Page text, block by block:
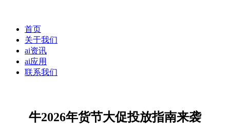
首页
关于我们
ai资讯
ai应用
联系我们
牛2026年货节大促投放指南来袭